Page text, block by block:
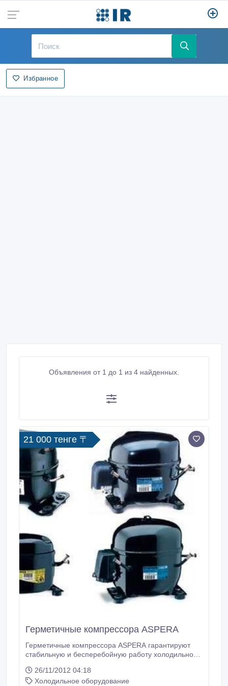
Избранное
Объявления от 1 до 1 из 4 найденных.
21 000 тенге 〒
Герметичные компрессора ASPERA
Герметичные компрессора ASPERA гарантируют
стабильную и бесперебойную работу холодильного
электроэнергии и относятся к классу А.
Компрессора ASPERA это оптимальное
26/11/2012 04:18
Холодильное оборудование